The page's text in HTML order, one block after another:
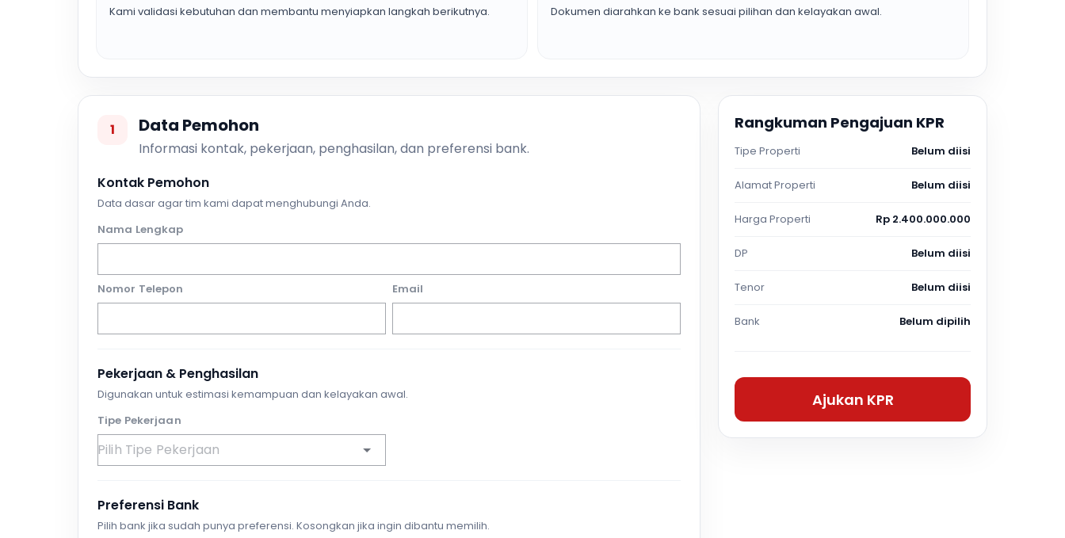
Kami validasi kebutuhan dan membantu menyiapkan langkah berikutnya. Dokumen diarahkan ke bank sesuai pilihan dan kelayakan awal.
1 Data Pemohon
Informasi kontak, pekerjaan, penghasilan, dan preferensi bank.
Kontak Pemohon
Data dasar agar tim kami dapat menghubungi Anda.
Nama Lengkap
Nomor Telepon Email
Pekerjaan & Penghasilan
Digunakan untuk estimasi kemampuan dan kelayakan awal.
Tipe Pekerjaan
Preferensi Bank
Pilih bank jika sudah punya preferensi. Kosongkan jika ingin dibantu memilih.
Rangkuman Pengajuan KPR
Tipe Properti Belum diisi
Alamat Properti Belum diisi
Harga Properti Rp 2.400.000.000
DP Belum diisi
Tenor Belum diisi
Bank Belum dipilih
Ajukan KPR